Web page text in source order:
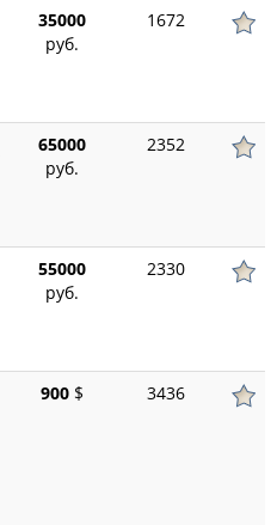
35000
руб.
1672
65000
руб.
2352
55000
руб.
2330
900 $ 3436